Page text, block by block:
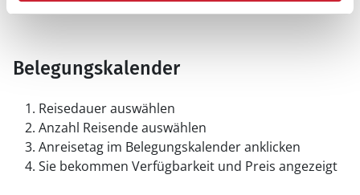
Belegungskalender
Reisedauer auswählen
Anzahl Reisende auswählen
Anreisetag im Belegungskalender anklicken
Sie bekommen Verfügbarkeit und Preis angezeigt